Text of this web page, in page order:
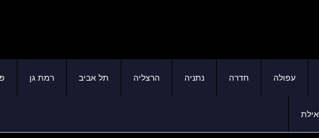
עפולה חדרה נתניה הרצליה תל אביב רמת גן
אילת